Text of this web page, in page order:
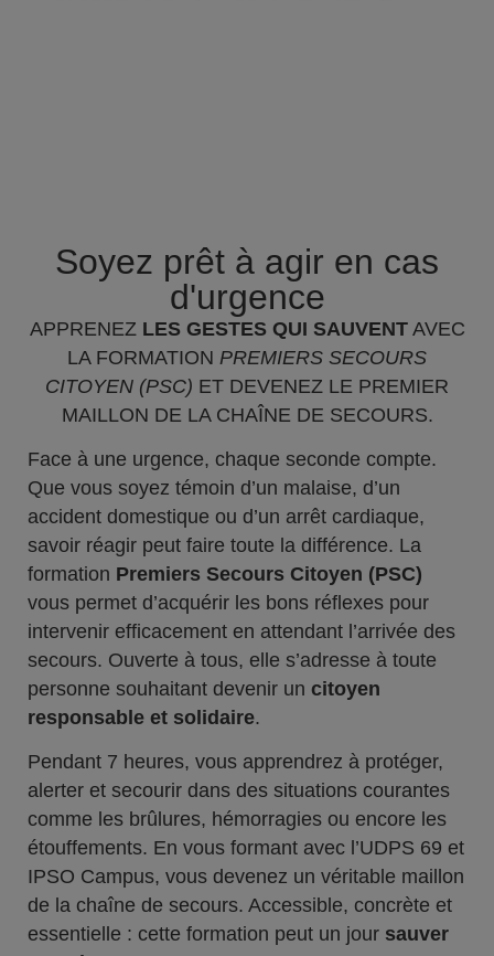
Soyez prêt à agir en cas
d'urgence
APPRENEZ LES GESTES QUI SAUVENTAVEC
LA FORMATION PREMIERS SECOURS
CITOYEN (PSC) ET DEVENEZ LE PREMIER
MAILLON DE LA CHAÎNE DE SECOURS.
Face à une urgence, chaque seconde compte.
Que vous soyez témoin d’un malaise, d’un
accident domestique ou d’un arrêt cardiaque,
savoir réagir peut faire toute la différence. La
formation Premiers Secours Citoyen (PSC)
vous permet d’acquérir les bons réflexes pour
intervenir efficacement en attendant l’arrivée des
secours. Ouverte à tous, elle s’adresse à toute
personne souhaitant devenir un citoyen
responsable et solidaire.
Pendant 7 heures, vous apprendrez à protéger,
alerter et secourir dans des situations courantes
comme les brûlures, hémorragies ou encore les
étouffements. En vous formant avec l’UDPS 69 et
IPSO Campus, vous devenez un véritable maillon
de la chaîne de secours. Accessible, concrète et
essentielle : cette formation peut un jour sauver